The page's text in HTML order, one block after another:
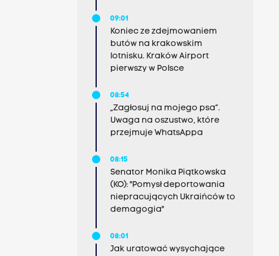
09:01
Koniec ze zdejmowaniem
butów na krakowskim
lotnisku. Kraków Airport
pierwszy w Polsce
08:54
„Zagłosuj na mojego psa”.
Uwaga na oszustwo, które
przejmuje WhatsAppa
08:15
Senator Monika Piątkowska
(KO): "Pomysł deportowania
niepracujących Ukraińców to
demagogia"
08:01
Jak uratować wysychające